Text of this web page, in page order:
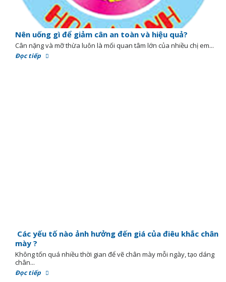
Nên uống gì để giảm cân an toàn và hiệu quả?
Cân nặng và mỡ thừa luôn là mối quan tâm lớn của nhiều chị em...
Đọc tiếp
Các yếu tố nào ảnh hưởng đến giá của điêu khắc chân
mày ?
Không tốn quá nhiều thời gian để vẽ chân mày mỗi ngày, tạo dáng
chân...
Đọc tiếp